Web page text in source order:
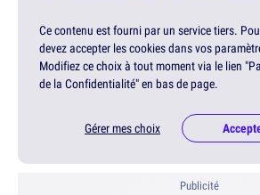
Ce contenu est fourni par un service tiers.
devez accepter les cookies dans vos
Modifiez ce choix à tout moment via le lien
de la Confidentialité" en bas de page.
Gérer mes choix
Publicité